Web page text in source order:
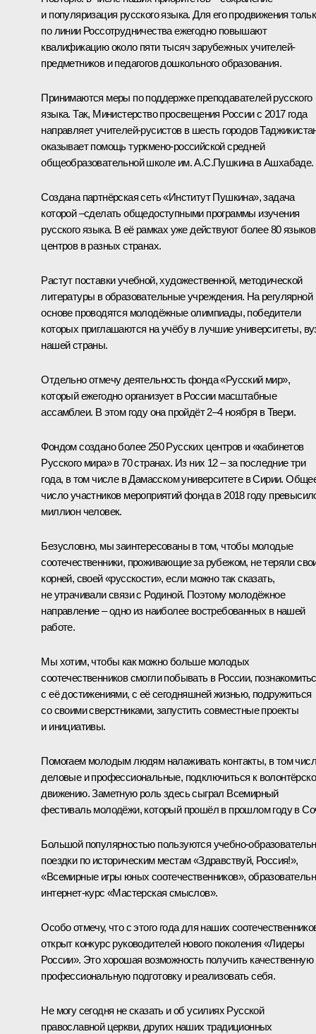
и популяризация русского языка. Для его продвижения
по линии Россотрудничества ежегодно повышают
квалификацию около пяти тысяч зарубежных учителей-
предметников и педагогов дошкольного образования.
Принимаются меры по поддержке преподавателей русского
языка. Так, Министерство просвещения России с 2017 года
направляет учителей-русистов в шесть городов
оказывает помощь туркмено-российской средней
общеобразовательной школе им. А.С.Пушкина в Ашхабаде.
Создана партнёрская сеть «Институт Пушкина», задача
которой –сделать общедоступными программы изучения
русского языка. В её рамках уже действуют более 80
центров в разных странах.
Растут поставки учебной, художественной, методической
литературы в образовательные учреждения. На регулярной
основе проводятся молодёжные олимпиады, победители
которых приглашаются на учёбу в лучшие университеты,
нашей страны.
Отдельно отмечу деятельность фонда «Русский мир»,
который ежегодно организует в России масштабные
ассамблеи. В этом году она пройдёт 2–4 ноября в Твери.
Фондом создано более 250 Русских центров и «кабинетов
Русского мира» в 70 странах. Из них 12 – за последние три
года, в том числе в Дамасском университете в Сирии.
число участников мероприятий фонда в 2018 году
миллион человек.
Безусловно, мы заинтересованы в том, чтобы молодые
соотечественники, проживающие за рубежом, не теряли
корней, своей «русскости», если можно так сказать,
не утрачивали связи с Родиной. Поэтому молодёжное
направление – одно из наиболее востребованных в нашей
работе.
Мы хотим, чтобы как можно больше молодых
соотечественников смогли побывать в России,
с её достижениями, с её сегодняшней жизнью, подружиться
со своими сверстниками, запустить совместные проекты
и инициативы.
Помогаем молодым людям налаживать контакты, в том
деловые и профессиональные, подключиться к
движению. Заметную роль здесь сыграл Всемирный
фестиваль молодёжи, который прошёл в прошлом году в
Большой популярностью пользуются учебно-
поездки по историческим местам «Здравствуй, Россия!»,
«Всемирные игры юных соотечественников»,
интернет-курс «Мастерская смыслов».
Особо отмечу, что с этого года для наших
открыт конкурс руководителей нового поколения «Лидеры
России». Это хорошая возможность получить качественную
профессиональную подготовку и реализовать себя.
Не могу сегодня не сказать и об усилиях Русской
православной церкви, других наших традиционных